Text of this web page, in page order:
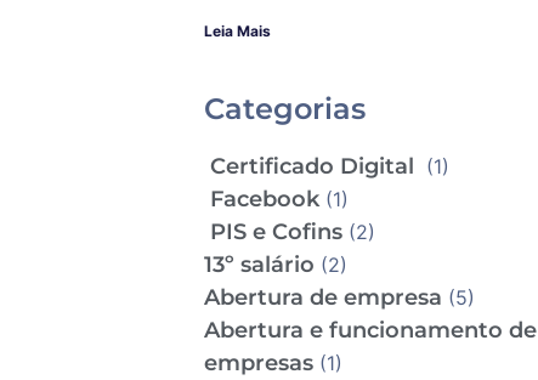
Leia Mais
Categorias
Certificado Digital (1)
Facebook(1)
PIS e Cofins(2)
13º salário (2)
Abertura de empresa (5)
Abertura e funcionamento de
empresas(1)